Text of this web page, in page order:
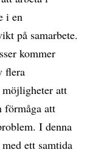
i en
på samarbete.
kommer
flera
möjligheter att
förmåga att
I denna
ett samtida